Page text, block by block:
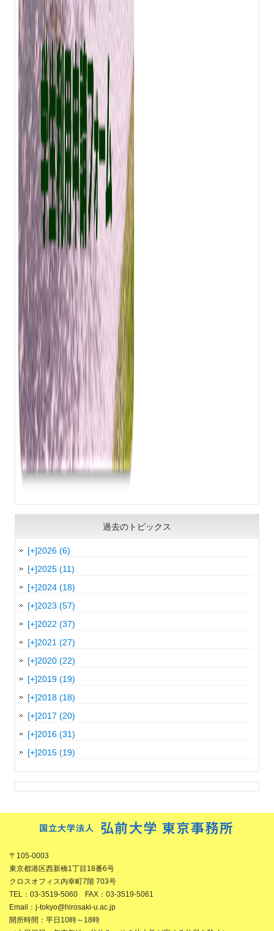
過去のトピックス
[+]2026 (6)
[+]2025 (11)
[+]2024 (18)
[+]2023 (57)
[+]2022 (37)
[+]2021 (27)
[+]2020 (22)
[+]2019 (19)
[+]2018 (18)
[+]2017 (20)
[+]2016 (31)
[+]2015 (19)
〒105-0003
東京都港区西新橋1丁目18番6号
クロスオフィス内幸町7階 703号
TEL：03-3519-5060 FAX：03-3519-5061
Email：j-tokyo@hirosaki-u.ac.jp
開所時間：平日10時～18時